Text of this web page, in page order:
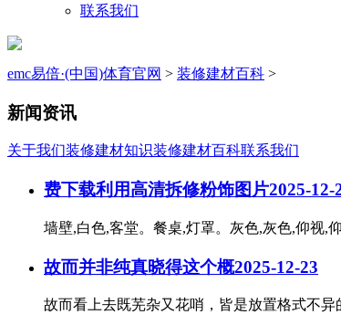
联系我们
emc易倍·(中国)体育官网 > 装修建材百科 >
新闻资讯
关于我们装修建材知识装修建材百科联系我们
费下载利用高清拆修粉饰图片2025-12-
墙壁,白色,客堂。餐桌,灯罩。灰色,灰色,仰视,
故而并非纯真晓得这个概2025-12-23
故而看上去既芜杂又花哨，皆是放置格式不